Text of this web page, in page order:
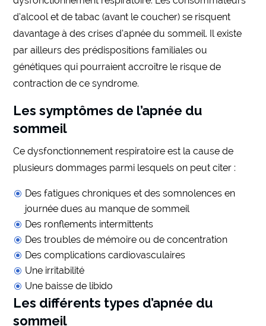
d’alcool et de tabac (avant le coucher) se risquent
davantage à des crises d’apnée du sommeil. Il existe
par ailleurs des prédispositions familiales ou
génétiques qui pourraient accroître le risque de
contraction de ce syndrome.
Les symptômes de l’apnée du
sommeil
Ce dysfonctionnement respiratoire est la cause de
plusieurs dommages parmi lesquels on peut citer :
Des fatigues chroniques et des somnolences en
journée dues au manque de sommeil
Des ronflements intermittents
Des troubles de mémoire ou de concentration
Des complications cardiovasculaires
Une irritabilité
Une baisse de libido
Les différents types d’apnée du
sommeil